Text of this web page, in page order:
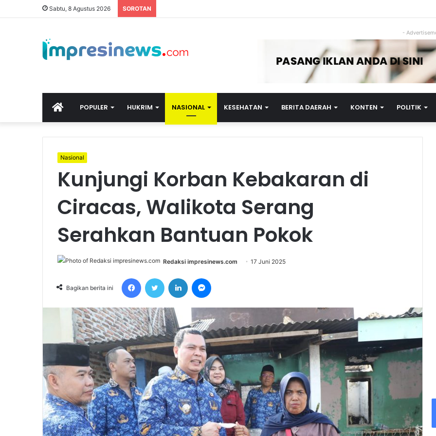
Sabtu, 8 Agustus 2026 SOROTAN
-
HOMEPOPULER HUKRIM NASIONAL KESEHATAN BERITA DAERAH KONTEN POLITIK
Nasional
Kunjungi Korban Kebakaran di
Ciracas, Walikota Serang
Serahkan Bantuan Pokok
Redaksi impresinews.com 17 Juni 2025
Bagikan berita ini